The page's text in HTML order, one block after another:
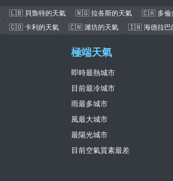
🇱🇧 貝魯特的天氣 🇳🇬 拉各斯的天氣 🇨🇦 多倫
🇨🇴 卡利的天氣 🇨🇳 濰坊的天氣 🇮🇳 海德拉巴
極端天氣
即時最熱城市
目前最冷城市
雨最多城市
風最大城市
最陽光城市
目前空氣質素最差